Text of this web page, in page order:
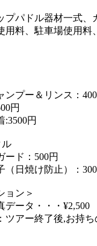
プパドル器材一式
用料、駐車場使用料
ンプー＆リンス：
円
:3500円
ル
ード：500円
（日焼け防止）：
ョン＞
データ・・・¥2,500
ツアー終了後,お持